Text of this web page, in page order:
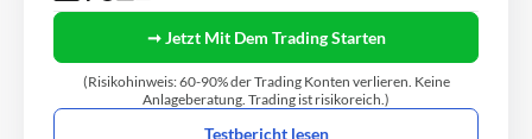
➞ Jetzt Mit Dem Trading Starten
(Risikohinweis: 60-90% der Trading Konten verlieren. Keine
Anlageberatung. Trading ist risikoreich.)
Testbericht lesen